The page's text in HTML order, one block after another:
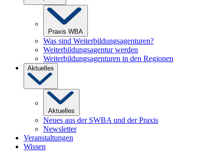
Praxis WBA
Was sind Weiterbildungsagenturen?
Weiterbildungsagentur werden
Weiterbildungsagenturen in den Regionen
Aktuelles
Aktuelles
Neues aus der SWBA und der Praxis
Newsletter
Veranstaltungen
Wissen